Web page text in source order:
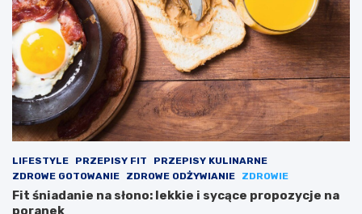
LIFESTYLE PRZEPISY FIT
PRZEPISY KULINARNE
ZDROWE GOTOWANIE
ZDROWE ODŻYWIANIE ZDROWIE
Fit śniadanie na słono: lekkie i sycące propozycje na
poranek